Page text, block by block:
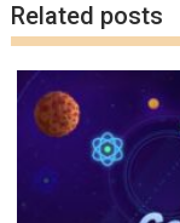
k
Related posts